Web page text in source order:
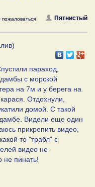
Пятнистый
пожаловаться
параход,
с морской
на 7м и у берега на
Отдохнули,
домой. С такой
Видели еще один
прикрепить видео,
то "трабл" с
видео не
не пинать!